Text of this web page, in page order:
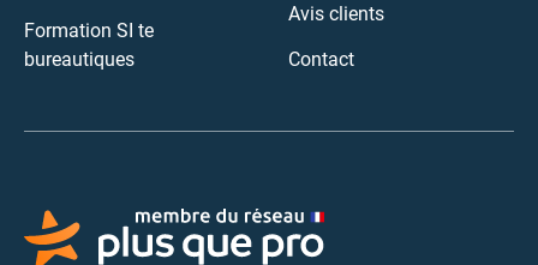
Formation SI te
bureautiques
Avis clients
Contact